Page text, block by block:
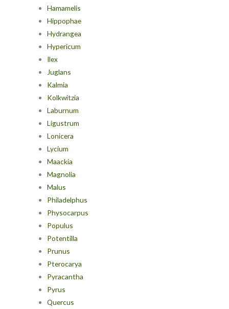
Hamamelis
Hippophae
Hydrangea
Hypericum
Ilex
Juglans
Kalmia
Kolkwitzia
Laburnum
Ligustrum
Lonicera
Lycium
Maackia
Magnolia
Malus
Philadelphus
Physocarpus
Populus
Potentilla
Prunus
Pterocarya
Pyracantha
Pyrus
Quercus